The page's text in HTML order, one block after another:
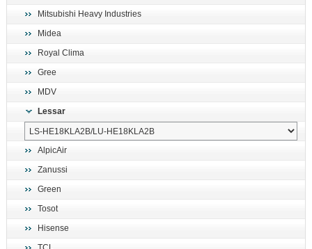
Mitsubishi Heavy Industries
Midea
Royal Clima
Gree
MDV
Lessar
AlpicAir
Zanussi
Green
Tosot
Hisense